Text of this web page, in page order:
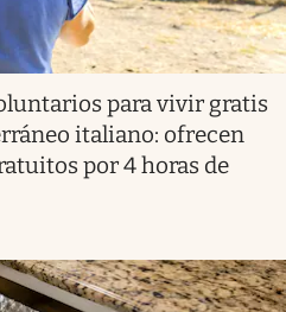
para vivir gratis
italiano: ofrecen
por 4 horas de